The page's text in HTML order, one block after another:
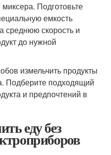
Подготовьте
емкость
среднюю скорость и
до нужной
измельчить продукты
Подберите подходящий
и предпочтений в
еду без